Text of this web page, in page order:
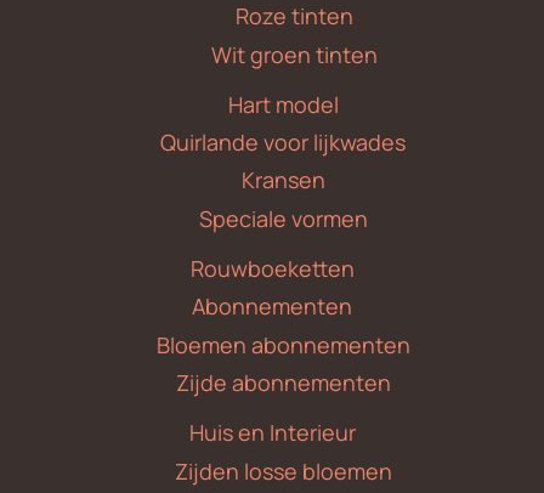
Roze tinten
Wit groen tinten
Hart model
Quirlande voor lijkwades
Kransen
Speciale vormen
Rouwboeketten
Abonnementen
Bloemen abonnementen
Zijde abonnementen
Huis en Interieur
Zijden losse bloemen